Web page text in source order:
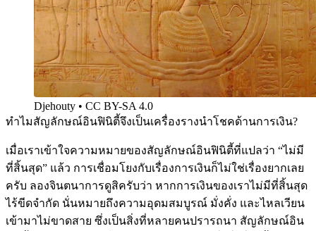
Djehouty • CC BY-SA 4.0
ทำไมสัญลักษณ์อินฟินิตี้จึงเป็นเครื่องรางนำโชคด้านการเงิน?
เมื่อเราเข้าใจความหมายของสัญลักษณ์อินฟินิตี้ที่แปลว่า “ไม่มี
ที่สิ้นสุด” แล้ว การเชื่อมโยงกับเรื่องการเงินก็ไม่ใช่เรื่องยากเลย
ครับ ลองจินตนาการดูสิครับว่า หากการเงินของเราไม่มีที่สิ้นสุด
ไร้ขีดจำกัด นั่นหมายถึงความอุดมสมบูรณ์ มั่งคั่ง และไหลเวียน
เข้ามาไม่ขาดสาย ซึ่งเป็นสิ่งที่หลายคนปรารถนา สัญลักษณ์อิน